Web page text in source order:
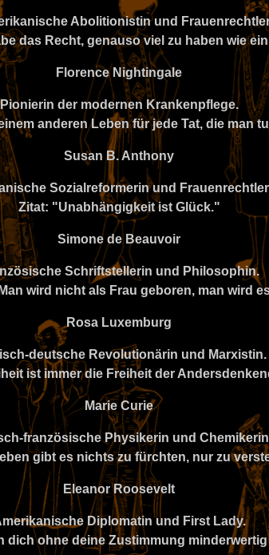
Abolitionistin und
das Recht, genauso viel zu haben wie
Florence Nightingale
Pionierin der modernen Krankenpflege.
anderen Leben für jede Tat, die man
Susan B. Anthony
Sozialreformerin und
Zitat: "Unabhängigkeit ist Glück."
Simone de Beauvoir
Schriftstellerin und Philosophin.
wird nicht als Frau geboren, man wird
Rosa Luxemburg
deutsche Revolutionärin und Marxistin.
ist immer die Freiheit der
Marie Curie
französische Physikerin und
gibt es nichts zu fürchten, nur zu
Eleanor Roosevelt
Diplomatin und First Lady.
dich ohne deine Zustimmung